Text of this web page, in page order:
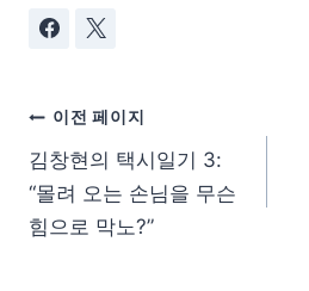
이전 페이지
김창현의 택시일기 3:
“몰려 오는 손님을 무슨
힘으로 막노?”